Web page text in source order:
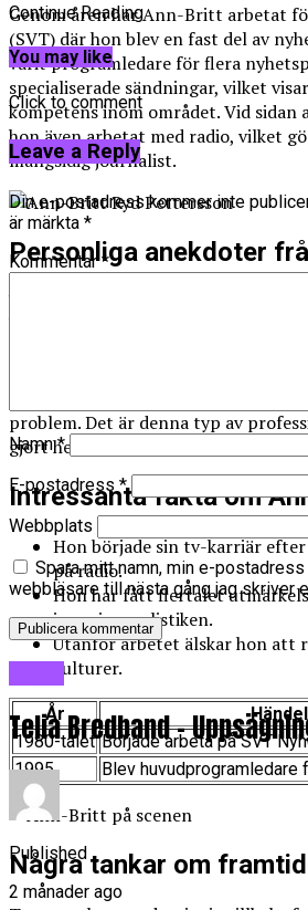
Genom åren har Ann-Britt arbetat
(SVT) där hon blev en fast del av
varit programledare för flera
specialiserade sändningar, vilket
kompetens inom området. Vid sidan
hon även arbetat med radio, vilket
mångsidig journalist.
Personliga anekdoter
Under min tid som kollega till Ann-
hanterade stressiga situationer med
särskilt en incident när vi stod inför
mitt under en livesändning; Ann-
fokuserat, och vi lyckades
problem. Det är denna typ av
gjort henne så respekterad i
Intressanta fakta om
Hon började sin tv-karriär
på radio.
Hon har fått flertalet
inom journalistiken.
Utanför arbetet älskar hon att
kulturer.
År
1980-talet Började arbeta på SVT
1995
Blev
Några tankar om
Continue Reading
You may like
Click to comment
Leave a Reply
Din e-postadress kommer inte
är märkta *
Kommentar*
Namn*
E-postadress *
Webbplats
Spara mitt namn, min e-
webbläsare till nästa gång jag skriver
Telia Bredband –
Published
2 månader ago